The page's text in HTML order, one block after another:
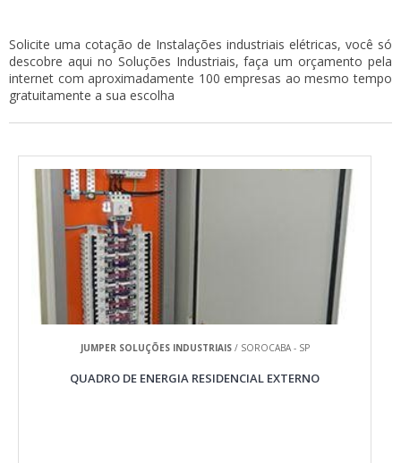
Solicite uma cotação de Instalações industriais elétricas, você só
descobre aqui no Soluções Industriais, faça um orçamento pela
internet com aproximadamente 100 empresas ao mesmo tempo
gratuitamente a sua escolha
JUMPER SOLUÇÕES INDUSTRIAIS/ SOROCABA - SP
QUADRO DE ENERGIA RESIDENCIAL EXTERNO